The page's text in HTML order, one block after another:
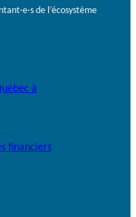
de l’écosystème
financiers